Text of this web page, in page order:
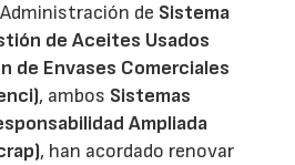
de Sistema
de Aceites Usados
de Envases Comerciales
, ambos Sistemas
Ampliada
, han acordado renovar